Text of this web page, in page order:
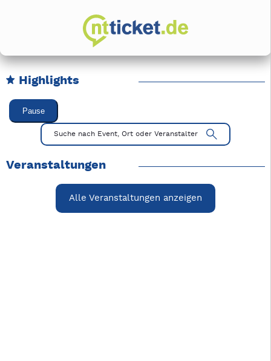
Highlights
Karussell Veranstaltungen überspringen
Pause
Mit Tab zu den Steuerelementen wechseln. Mit Pfeiltasten
Suche nach Event, Ort oder Veranstalter
Veranstaltungen
Alle Veranstaltungen anzeigen